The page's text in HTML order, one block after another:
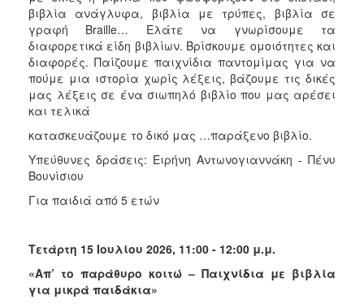
βιβλία ανάγλυφα, βιβλία με τρύπες, βιβλία σε
γραφή Braille… Ελάτε να γνωρίσουμε τα
διαφορετικά είδη βιβλίων. Βρίσκουμε ομοιότητες και
διαφορές. Παίζουμε παιχνίδια παντομίμας για να
πούμε μια ιστορία χωρίς λέξεις, βάζουμε τις δικές
μας λέξεις σε ένα σιωπηλό βιβλίο που μας αρέσει
και τελικά
κατασκευάζουμε το δικό μας …παράξενο βιβλίο.
Υπεύθυνες δράσεις: Ειρήνη Αντωνογιαννάκη - Πένυ
Βουνίσιου
Για παιδιά από 5 ετών
Τετάρτη 15 Ιουλίου 2026, 11:00 - 12:00 μ.μ.
«Απ’ το παράθυρο κοιτώ – Παιχνίδια με βιβλία
για μικρά παιδάκια»